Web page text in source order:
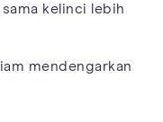
kelinci lebih
mendengarkan